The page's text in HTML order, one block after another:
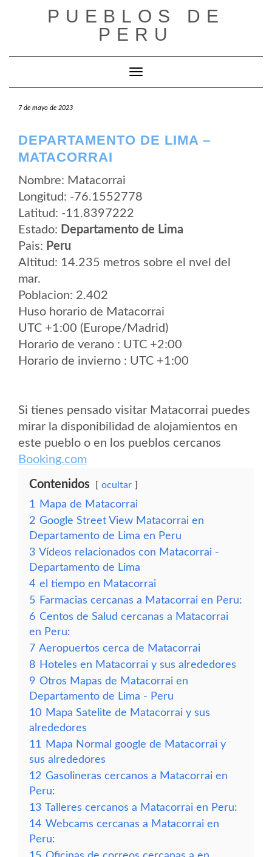
PUEBLOS DE
PERU
Cambiar modo de navegación
7 de mayo de 2023
DEPARTAMENTO DE LIMA –
MATACORRAI
Nombre: Matacorrai
Longitud: -76.1552778
Latitud: -11.8397222
Estado: Departamento de Lima
Pais: Peru
Altitud: 14.235 metros sobre el nvel del
mar.
Poblacion: 2.402
Huso horario de Matacorrai
UTC +1:00 (Europe/Madrid)
Horario de verano : UTC +2:00
Horario de invierno : UTC +1:00
Si tienes pensado visitar Matacorrai puedes
mirar la disponibilidad de alojamientos en
este pueblo o en los pueblos cercanos
Booking.com
Contenidos ocultar
1
Mapa de Matacorrai
2 Google Street View Matacorrai en
Departamento de Lima en Peru
3 Vídeos relacionados con Matacorrai -
Departamento de Lima
4 el tiempo en Matacorrai
5 Farmacias cercanas a Matacorrai en Peru:
6 Centos de Salud cercanas a Matacorrai
en Peru:
7 Aeropuertos cerca de Matacorrai
8 Hoteles en Matacorrai y sus alrededores
9 Otros Mapas de Matacorrai en
Departamento de Lima - Peru
10 Mapa Satelite de Matacorrai y sus
alrededores
11
Mapa Normal google de Matacorrai y
sus alrededores
12 Gasolineras cercanos a Matacorrai en
Peru:
13 Talleres cercanos a Matacorrai en Peru:
14 Webcams cercanas a Matacorrai en
Peru: